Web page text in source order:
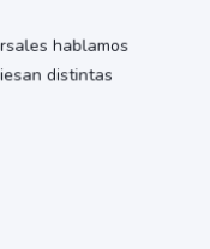
hablamos
distintas